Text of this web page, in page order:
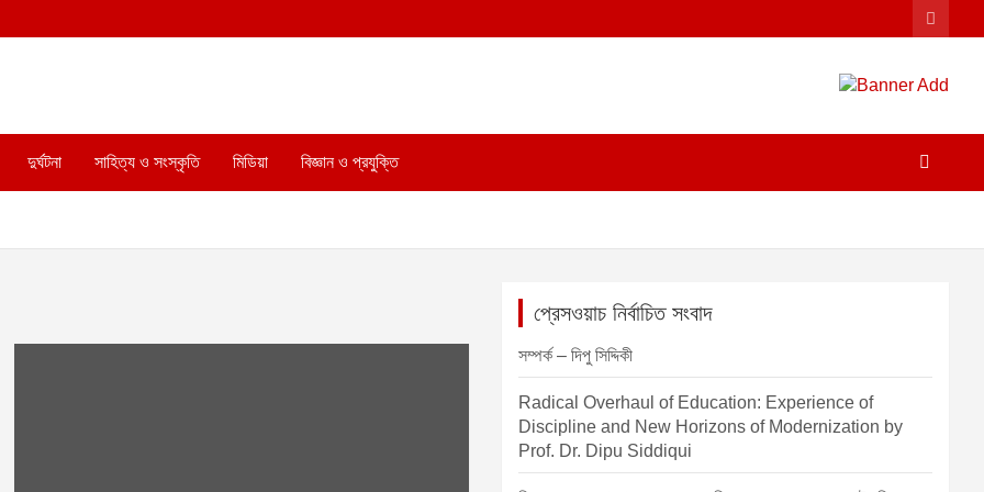
দুর্ঘটনা সাহিত্য ও সংস্কৃতি মিডিয়া বিজ্ঞান ও প্রযুক্তি
প্রেসওয়াচ নির্বাচিত সংবাদ
সম্পর্ক – দিপু সিদ্দিকী
Radical Overhaul of Education: Experience of
Discipline and New Horizons of Modernization by
Prof. Dr. Dipu Siddiqui